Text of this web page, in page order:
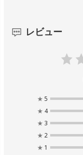
レビュー
★ 5
★ 4
★ 3
★ 2
★ 1